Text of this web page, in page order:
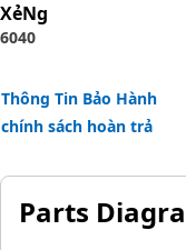
XẻNg
6040
Thông Tin Bảo Hành
chính sách hoàn trả
Parts